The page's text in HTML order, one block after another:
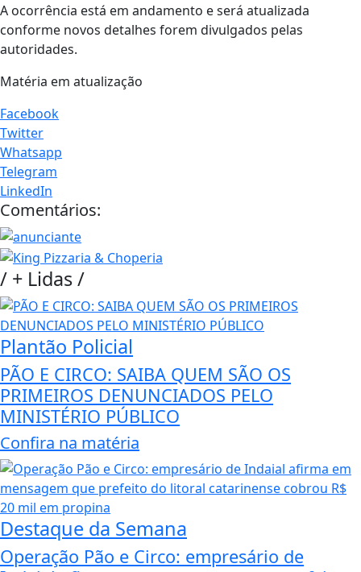
A ocorrência está em andamento e será atualizada
conforme novos detalhes forem divulgados pelas
autoridades.
Matéria em atualização
Facebook
Twitter
Whatsapp
Telegram
LinkedIn
Comentários:
/ + Lidas/
Plantão Policial
PÃO E CIRCO: SAIBA QUEM SÃO OS
PRIMEIROS DENUNCIADOS PELO
MINISTÉRIO PÚBLICO
Confira na matéria
Destaque da Semana
Operação Pão e Circo: empresário de